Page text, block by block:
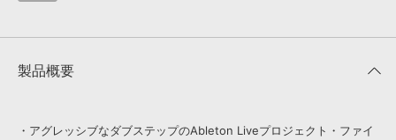
製品概要
・アグレッシブなダブステップのAbleton Liveプロジェクト・ファイ